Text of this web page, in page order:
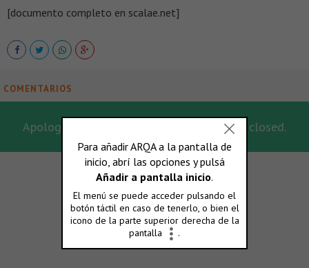
[documento completo en scalae.net]
COMENTARIOS
Apologies, for this post the comments are closed.